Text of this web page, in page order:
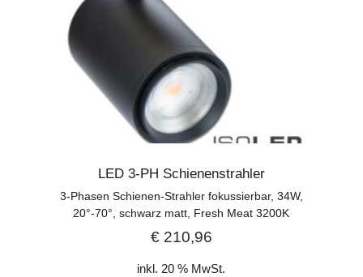
LED 3-PH Schienenstrahler
3-Phasen Schienen-Strahler fokussierbar, 34W,
20°-70°, schwarz matt, Fresh Meat 3200K
€210,96
inkl. 20 % MwSt.